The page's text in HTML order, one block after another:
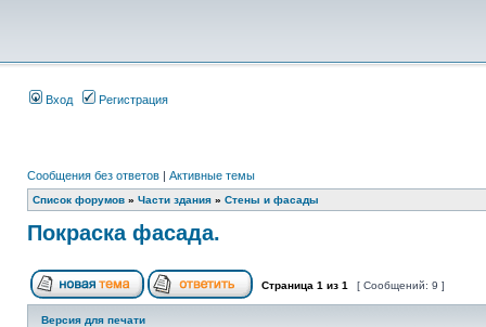
Вход Регистрация
Сообщения без ответов | Активные темы
Список форумов » Части здания » Стены и фасады
Покраска фасада.
Страница 1 из 1 [ Сообщений: 9 ]
Версия для печати